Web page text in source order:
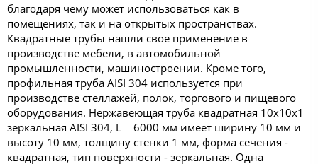
благодаря чему может использоваться как в
помещениях, так и на открытых пространствах.
Квадратные трубы нашли свое применение в
производстве мебели, в автомобильной
промышленности, машиностроении. Кроме того,
профильная труба AISI 304 используется при
производстве стеллажей, полок, торгового и пищевого
оборудования. Нержавеющая труба квадратная 10x10x1
зеркальная AISI 304, L = 6000 мм имеет ширину 10 мм и
высоту 10 мм, толщину стенки 1 мм, форма сечения -
квадратная, тип поверхности - зеркальная. Одна